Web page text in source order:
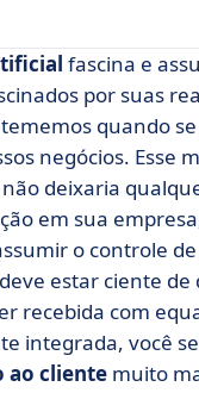
ao cliente?
entre a IA e as
melhorar o
fazer pelo
ser integrado ao
software para
fascina e
por suas
quando
negócios. Esse
deixaria
em sua
o controle
estar ciente de
recebida com
integrada, você
ao cliente muito